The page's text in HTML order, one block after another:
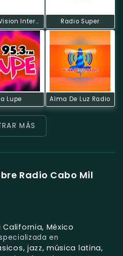
Radio Vision Internacional Mexico Radio Super
Lupe Alma De Luz Radio
MÁS
Radio Cabo Mil
México
en
jazz, música latina,